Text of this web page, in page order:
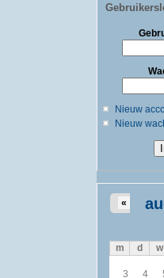
Nieuw
Nieuw
«
m d w
3
4